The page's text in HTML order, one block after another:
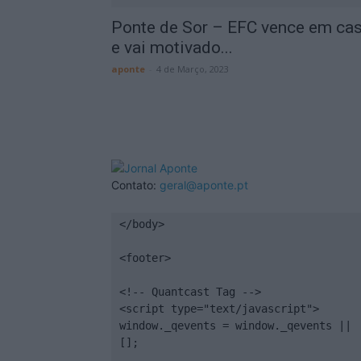
Ponte de Sor – EFC vence em
e vai motivado...
aponte 4 de Março, 2023
Contato: geral@aponte.pt
</body>
<footer>
<!-- Quantcast Tag -->
<script type="text/javascript">
window._qevents = window._qevents ||
[];